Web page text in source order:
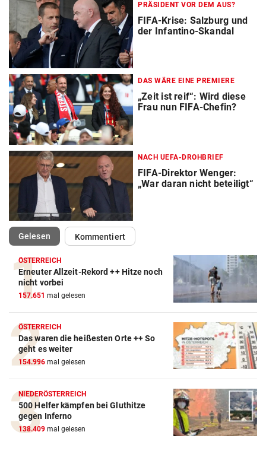
PRÄSIDENT VOR DEM AUS?
FIFA-Krise: Salzburg und
der Infantino-Skandal
DAS WÄRE EINE PREMIERE
„Zeit ist reif“: Wird diese
Frau nun FIFA-Chefin?
NACH UEFA-DROHBRIEF
FIFA-Direktor Wenger:
„War daran nicht beteiligt“
Gelesen(ausgewählt)Kommentiert
ÖSTERREICH
Erneuter Allzeit-Rekord ++ Hitze noch
nicht vorbei
157.651 mal gelesen
ÖSTERREICH
Das waren die heißesten Orte ++ So
geht es weiter
154.996 mal gelesen
NIEDERÖSTERREICH
500 Helfer kämpfen bei Gluthitze
gegen Inferno
138.409 mal gelesen
Action-Cam Vergleich
ZUM VERGLEICH
Crosstrainer Vergleich
ZUM VERGLEICH
E-Bike Vergleich
ZUM VERGLEICH
Elektro-Scooter Vergleich
ZUM VERGLEICH